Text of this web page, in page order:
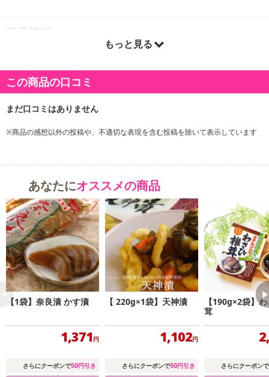
商品詳細
・原産国（最終加工地）：日本
・原材料/材質/素材：味噌(国内製造)、行者にんにく(国産)、砂糖、
(アミノ酸等)、甘味料(ステビア)、酸味料、(一部に小麦、大豆を含
む)
・お召し上がり方：おにぎりやあたたかいご飯にのせてお召し上が
注意事項
【賞味・消費期限のある商品について】
商品到着時点でのお日持ち期間は、配送日数などにより異なります
のでご了承ください。
【キャンセルについて】
※お申込み後のキャンセルはお受けできません。
記載されている内容を必ずご確認いただき、お届けする商品セット
にご納得いただきましたうえでお申し込みください。
※パッケージ変更や商品リニューアル（成分など含む）等により、
参考の掲載画像や画像内のバーコードなど、お届け商品と多少異な
また、[新たな加工食品の原料原産地表示制度]の経過措置期間の終
もっと見る
この商品の口コミ
※商品の感想以外の投稿や、不適切な表現を含む投稿を除いて表示しています
あなたにオススメの商品
【1袋】奈良漬 かす漬
1,371 円
さらにクーポンで50円引き
【 220g×1袋】天神漬
1,102円
さらにクーポンで50円引き
【190g×2袋】
茸
さらにクーポンで